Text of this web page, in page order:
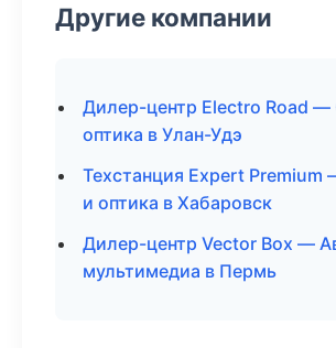
Другие компании
Дилер-центр Electro Road —
оптика в Улан-Удэ
Техстанция Expert Premium
и оптика в Хабаровск
Дилер-центр Vector Box —
мультимедиа в Пермь